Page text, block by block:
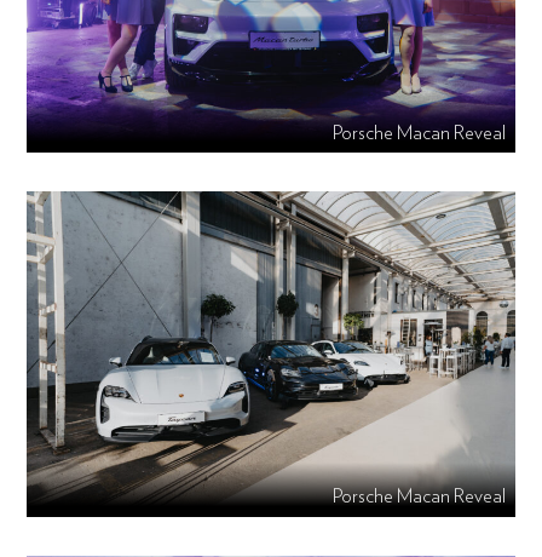
Porsche Macan Reveal
Porsche Macan Reveal